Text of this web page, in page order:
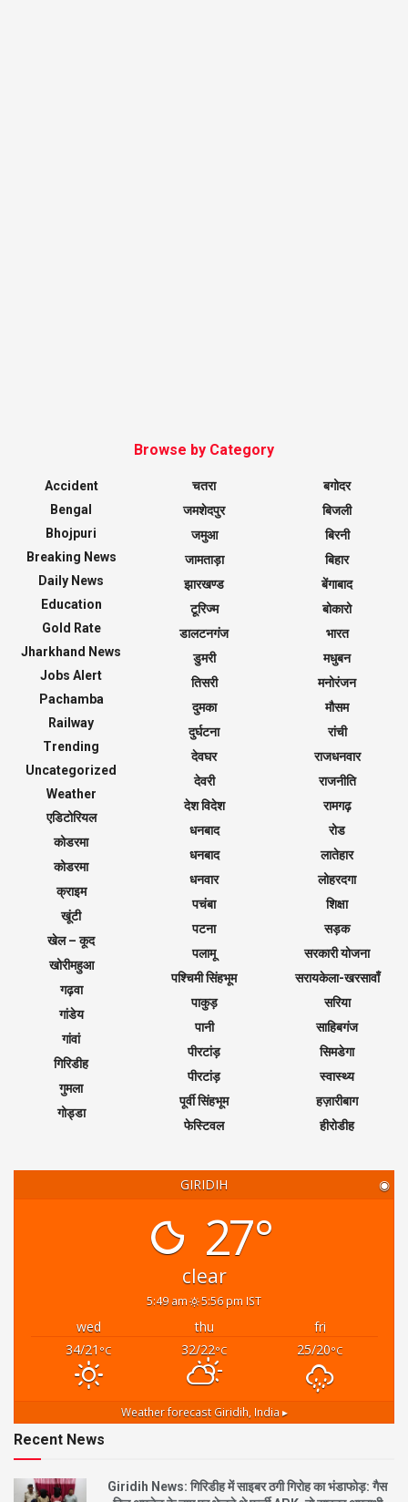
Browse by Category
Accident
Bengal
Bhojpuri
Breaking News
Daily News
Education
Gold Rate
Jharkhand News
Jobs Alert
Pachamba
Railway
Trending
Uncategorized
Weather
एडिटोरियल
कोडरमा
कोडरमा
क्राइम
खूंटी
खेल – कूद
खोरीमहुआ
गढ़वा
गांडेय
गांवां
गिरिडीह
गुमला
गोड्डा
चतरा
जमशेदपुर
जमुआ
जामताड़ा
झारखण्ड
टूरिज्म
डालटनगंज
डुमरी
तिसरी
दुमका
दुर्घटना
देवघर
देवरी
देश विदेश
धनबाद
धनबाद
धनवार
पचंबा
पटना
पलामू
पश्चिमी सिंहभूम
पाकुड़
पानी
पीरटांड़
पीरटांड़
पूर्वी सिंहभूम
फेस्टिवल
बगोदर
बिजली
बिरनी
बिहार
बेंगाबाद
बोकारो
भारत
मधुबन
मनोरंजन
मौसम
रांची
राजधनवार
राजनीति
रामगढ़
रोड
लातेहार
लोहरदगा
शिक्षा
सड़क
सरकारी योजना
सरायकेला-खरसावाँ
सरिया
साहिबगंज
सिमडेगा
स्वास्थ्य
हज़ारीबाग
हीरोडीह
GIRIDIH ◉
27°
clear
5:49 am 5:56 pm IST
wed thu
fri
34/21 °C 32/22°C 25/20°C
Weather forecast Giridih, India ▸
Recent News
Giridih News: गिरिडीह में साइबर ठगी गिरोह का भंडाफोड़: गैस